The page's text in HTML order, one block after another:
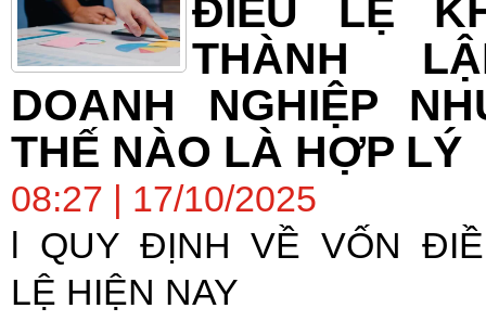
ĐIỀU LỆ
THÀNH
DOANH NGHIỆP
THẾ NÀO LÀ HỢP LÝ
08:27 | 17/10/2025
l QUY ĐỊNH VỀ VỐN
LỆ HIỆN NAY